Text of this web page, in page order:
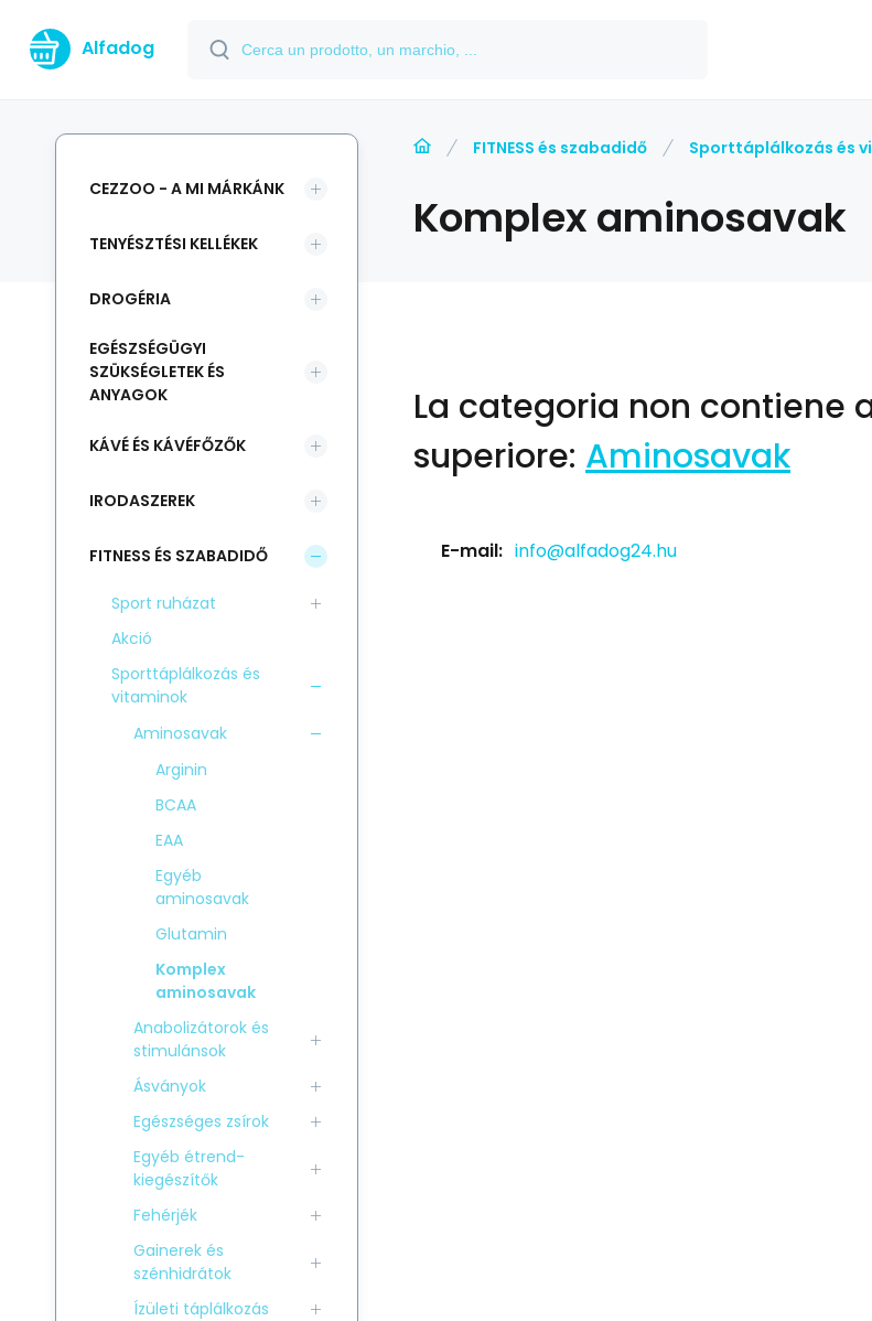
Alfadog
FITNESS és szabadidő Sporttáplálkozás és
Komplex aminosavak
La categoria non contiene
superiore: Aminosavak
E-mail: info@alfadog24.hu
CEZZOO - A MI MÁRKÁNK
TENYÉSZTÉSI KELLÉKEK
DROGÉRIA
EGÉSZSÉGÜGYI
SZÜKSÉGLETEK ÉS
ANYAGOK
KÁVÉ ÉS KÁVÉFŐZŐK
IRODASZEREK
FITNESS ÉS SZABADIDŐ
Sport ruházat
Akció
Sporttáplálkozás és
vitaminok
Aminosavak
Arginin
BCAA
EAA
Egyéb
aminosavak
Glutamin
Komplex
aminosavak
Anabolizátorok és
stimulánsok
Ásványok
Egészséges zsírok
Egyéb étrend-
kiegészítők
Fehérjék
Gainerek és
szénhidrátok
Ízületi táplálkozás